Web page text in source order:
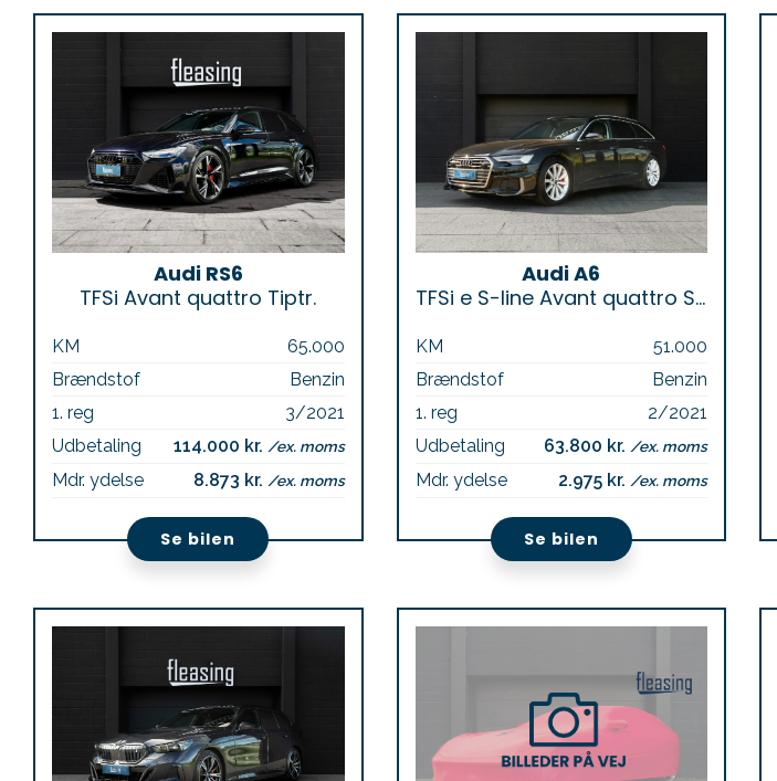
Audi RS6
TFSi Avant quattro Tiptr.
KM
65.000
Brændstof
Benzin
1. reg
3/2021
Udbetaling
114.000 kr. /ex. moms
Mdr. ydelse 8.873 kr. /ex. moms
Se bilen
Audi A6
TFSi e S-line Avant quattro S-tr.
KM
51.000
Brændstof
Benzin
1. reg
2/2021
Udbetaling
63.800 kr. /ex. moms
Mdr. ydelse 2.975 kr. /ex. moms
Se bilen